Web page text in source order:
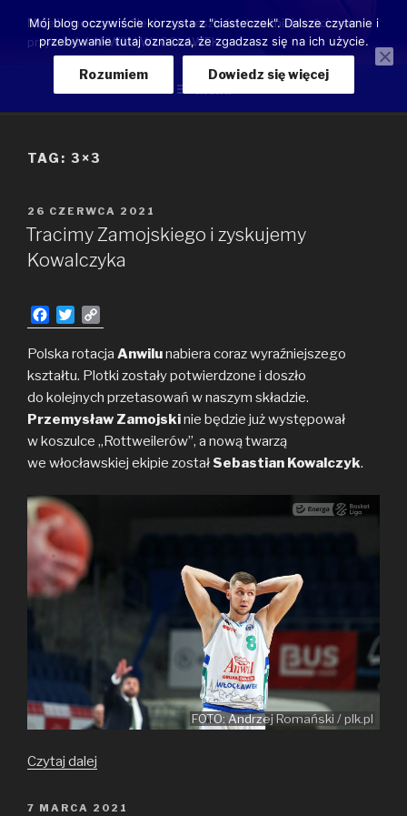
treści
Moje luźne przemyślenia o przeszłości, teraźniejszości oraz
przyszłości ANWILU WŁOCŁAWEK
TAG: 3×3
OPUBLIKOWANE
W
26 CZERWCA 2021
Tracimy Zamojskiego i zyskujemy
Kowalczyka
a
c
e
o
o
k
w
i
t
e
r
o
p
y
i
n
k
Polska rotacja Anwilunabiera coraz wyraźniejszego
kształtu. Plotki zostały potwierdzone i doszło
do kolejnych przetasowań w naszym składzie.
Przemysław Zamojskinie będzie już występował
w koszulce „Rottweilerów”, a nową twarzą
we włocławskiej ekipie został Sebastian Kowalczyk.
FOTO: Andrzej Romański / plk.pl
Czytaj dalej
i zyskujemy
OPUBLIKOWANE
7 MARCA 2021
Mój blog oczywiście korzysta z "ciasteczek". Dalsze czytanie i
przebywanie tutaj oznacza, że zgadzasz się na ich użycie.
Rozumiem Dowiedz się więcej